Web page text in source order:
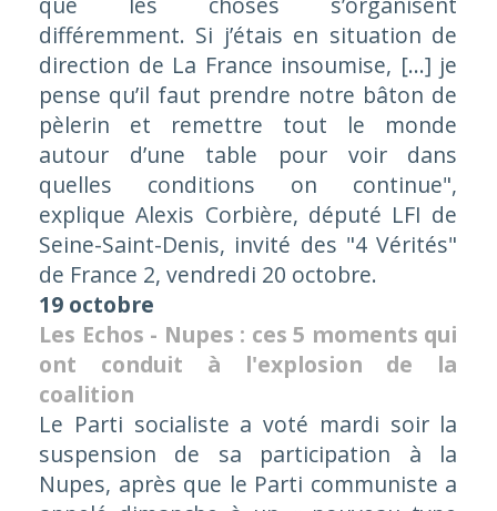
différemment. Si j’étais en situation de
direction de La France insoumise, […] je
pense qu’il faut prendre notre bâton de
pèlerin et remettre tout le monde
autour d’une table pour voir dans
quelles conditions on continue",
explique Alexis Corbière, député LFI de
Seine-Saint-Denis, invité des "4 Vérités"
de France 2, vendredi 20 octobre.
19 octobre
Les Echos - Nupes : ces 5 moments qui
ont conduit à l'explosion de la
coalition
Le Parti socialiste a voté mardi soir la
suspension de sa participation à la
Nupes, après que le Parti communiste a